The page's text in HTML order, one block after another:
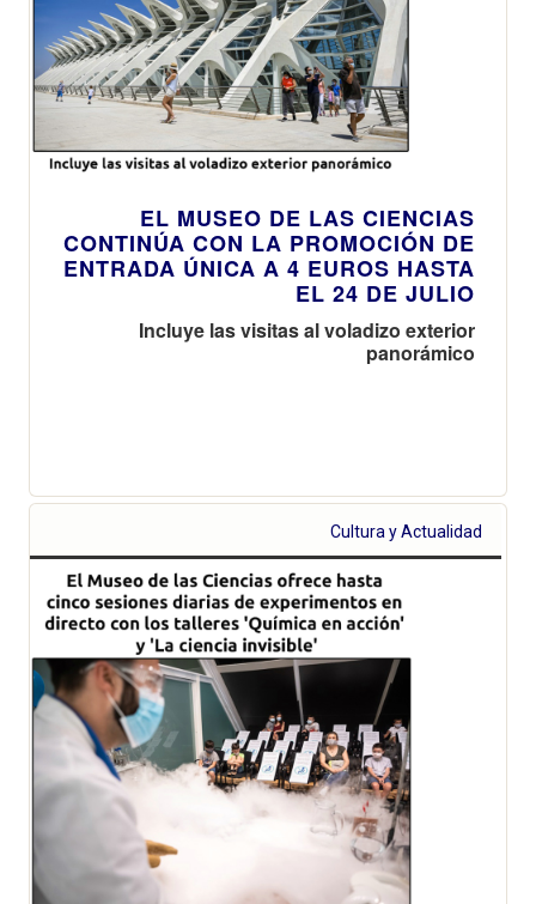
EL MUSEO DE LAS CIENCIAS
CONTINÚA CON LA PROMOCIÓN DE
ENTRADA ÚNICA A 4 EUROS HASTA
EL 24 DE JULIO
Incluye las visitas al voladizo exterior
panorámico
Cultura y Actualidad